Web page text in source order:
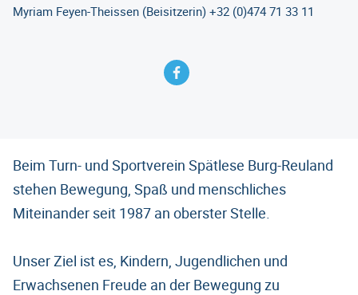
Myriam Feyen-Theissen (Beisitzerin) +32 (0)474 71 33 11
Beim Turn- und Sportverein Spätlese Burg-Reuland
stehen Bewegung, Spaß und menschliches
Miteinander seit 1987 an oberster Stelle.
Unser Ziel ist es, Kindern, Jugendlichen und
Erwachsenen Freude an der Bewegung zu